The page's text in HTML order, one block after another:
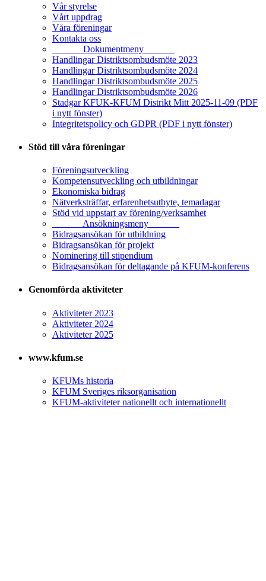
Vår styrelse
Vårt uppdrag
Våra föreningar
Kontakta oss
______ Dokumentmeny ______
Handlingar Distriktsombudsmöte 2023
Handlingar Distriktsombudsmöte 2024
Handlingar Distriktsombudsmöte 2025
Handlingar Distriktsombudsmöte 2026
Stadgar KFUK-KFUM Distrikt Mitt 2025-11-09 (PDF
i nytt fönster)
Integritetspolicy och GDPR (PDF i nytt fönster)
Stöd till våra föreningar
Föreningsutveckling
Kompetensutveckling och utbildningar
Ekonomiska bidrag
Nätverksträffar, erfarenhetsutbyte, temadagar
Stöd vid uppstart av förening/verksamhet
______ Ansökningsmeny ______
Bidragsansökan för utbildning
Bidragsansökan för projekt
Nominering till stipendium
Bidragsansökan för deltagande på KFUM-konferens
Genomförda aktiviteter
Aktiviteter 2023
Aktiviteter 2024
Aktiviteter 2025
www.kfum.se
KFUMs historia
KFUM Sveriges riksorganisation
KFUM-aktiviteter nationellt och internationellt